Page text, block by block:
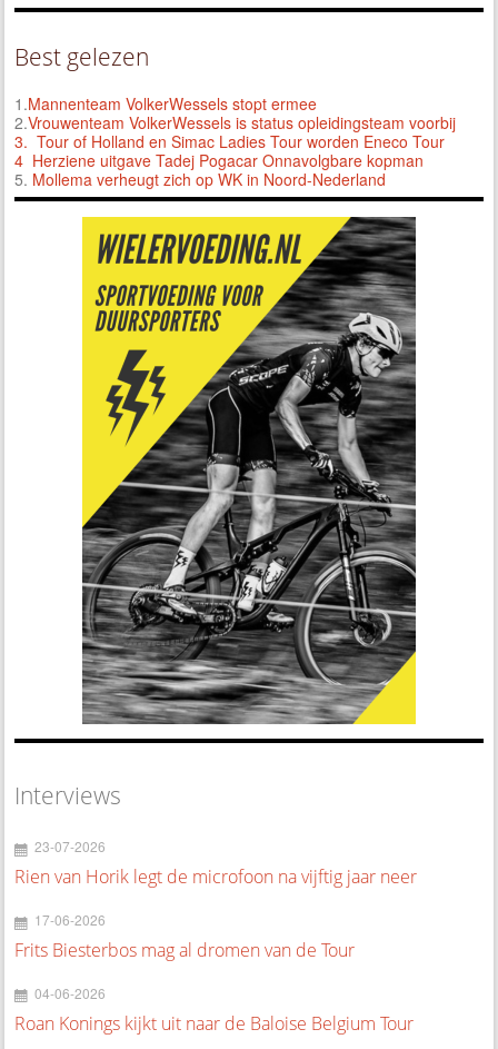
Best gelezen
1.Mannenteam VolkerWessels stopt ermee
2.Vrouwenteam VolkerWessels is status opleidingsteam voorbij
3. Tour of Holland en Simac Ladies Tour worden Eneco Tour
4 Herziene uitgave Tadej Pogacar Onnavolgbare kopman
5. Mollema verheugt zich op WK in Noord-Nederland
Interviews
23-07-2026
Rien van Horik legt de microfoon na vijftig jaar neer
17-06-2026
Frits Biesterbos mag al dromen van de Tour
04-06-2026
Roan Konings kijkt uit naar de Baloise Belgium Tour